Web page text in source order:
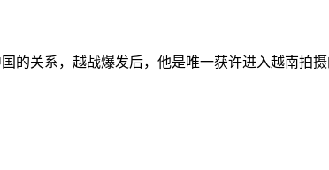
的关系，越战爆发后，他是唯一获许进入越南拍